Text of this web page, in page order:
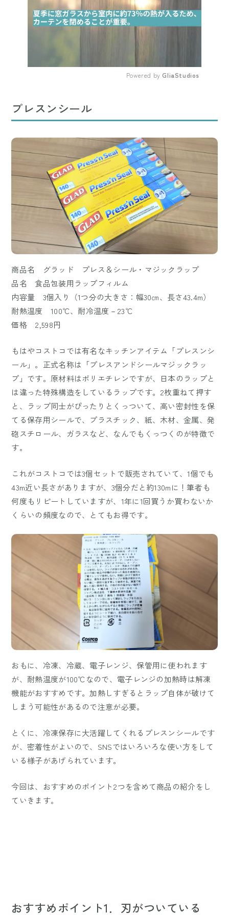
Powered by GliaStudios
プレスンシール
商品名 グラッド プレス＆シール・マジックラップ
品名 食品包装用ラップフィルム
内容量 3個入り（1つ分の大きさ：幅30㎝、長さ43.4m）
耐熱温度 100℃、耐冷温度－23℃
価格 2,598円
もはやコストコでは有名なキッチンアイテム「プレスンシ
ール」。正式名称は「プレスアンドシールマジックラッ
プ」です。原材料はポリエチレンですが、日本のラップと
は違った特殊構造をしているラップです。2枚重ねて押す
と、ラップ同士がぴったりとくっついて、高い密封性を保
てる保存用シールで、プラスチック、紙、木材、金属、発
砲スチロール、ガラスなど、なんでもくっつくのが特徴で
す。
これがコストコでは3個セットで販売されていて、1個でも
43m近い長さがありますが、3個分だと約130mに！筆者も
何度もリピートしていますが、1年に1回買うか買わないか
くらいの頻度なので、とてもお得です。
おもに、冷凍、冷蔵、電子レンジ、保管用に使われます
が、耐熱温度が100℃なので、電子レンジの加熱時は解凍
機能がおすすめです。加熱しすぎるとラップ自体が破けて
しまう可能性があるので注意が必要。
とくに、冷凍保存に大活躍してくれるプレスンシールです
が、密着性がよいので、SNSではいろいろな使い方をして
いる様子があげられています。
今回は、おすすめのポイント2つを含めて商品の紹介をし
ていきます。
おすすめポイント1．刃がついている